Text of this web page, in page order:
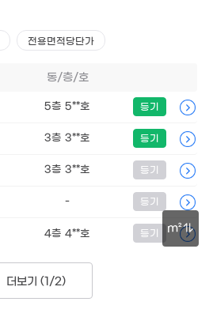
6.4억
'20. 02
m²
전용면적당단가
동/층/호
5층 5**호 등기
3층 3**호 등기
3층 3**호 등기
- 등기
4층 4**호 등기
더보기 (1/2)